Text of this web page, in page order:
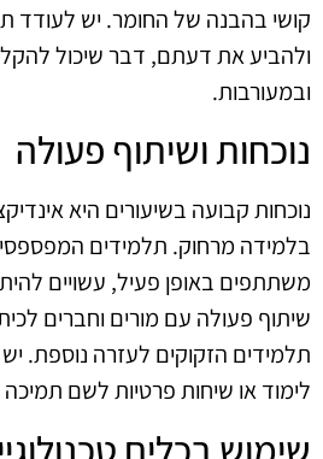
קושי בהבנה של החומר. יש לעודד
ולהביע את דעתם, דבר שיכול להקל
ובמעורבות.
נוכחות ושיתוף פעולה
נוכחות קבועה בשיעורים היא
בלמידה מרחוק. תלמידים
משתתפים באופן פעיל, עשויים
שיתוף פעולה עם מורים וחברים
תלמידים הזקוקים לעזרה נוספת.
לימוד או שיחות פרטיות לשם
שימוש בכלים